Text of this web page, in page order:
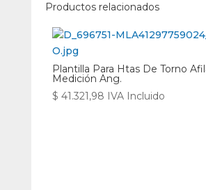
Productos relacionados
Plantilla Para Htas De Torno
Medición Ang.
$ 41.321,98 IVA Incluido